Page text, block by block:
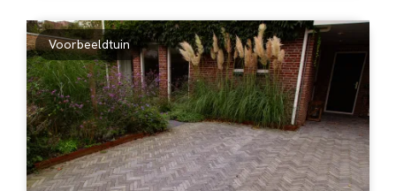
Voorbeeldtuin